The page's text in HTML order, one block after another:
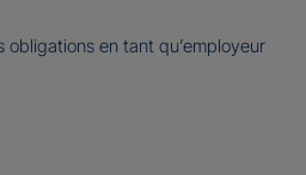
obligations en tant qu’employeur